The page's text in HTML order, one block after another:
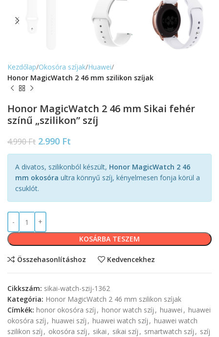
Kezdőlap Okosóra szíjak Huawei
Honor MagicWatch 2 46 mm szilikon szíjak
Honor MagicWatch 2 46 mm Sikai fehér
színű „szilikon” szíj
4.990Ft 2.990 Ft
A divatos, szilikonból készült, Honor MagicWatch 2 46
mm okosóra ultra könnyű szíj, kényelmesen fonja körül a
csuklót.
KOSÁRBA TESZEM
Összehasonlításhoz Kedvencekhez
Cikkszám: sikai-watch-szij-1362
Kategória: Honor MagicWatch 2 46 mm szilikon szíjak
Címkék: honor okosóra szíj , honor watch szíj , huawei , huawei
okosóra szíj , huawei szíj , huawei watch szíj , huawei watch
szilikon szíj , okosóra szíj , sikai , sikai szíj , smartwatch szíj , szíj